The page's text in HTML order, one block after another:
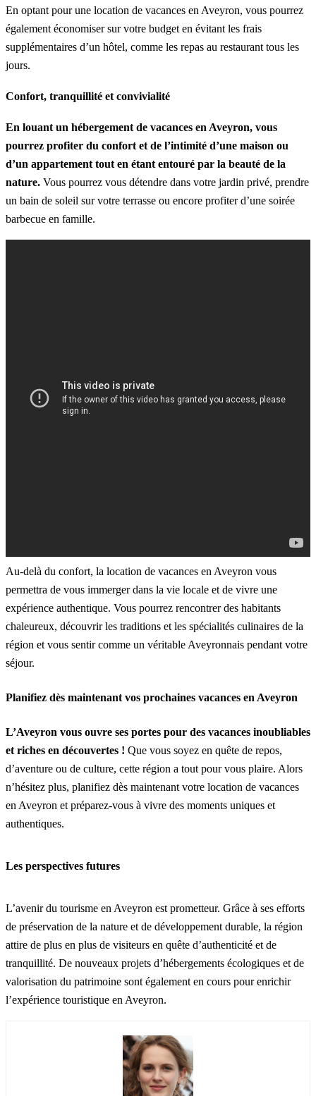
En optant pour une location de vacances en Aveyron, vous pourrez
également économiser sur votre budget en évitant les frais
supplémentaires d’un hôtel, comme les repas au restaurant tous les
jours.
Confort, tranquillité et convivialité
En louant un hébergement de vacances en Aveyron, vous
pourrez profiter du confort et de l’intimité d’une maison ou
d’un appartement tout en étant entouré par la beauté de la
nature. Vous pourrez vous détendre dans votre jardin privé, prendre
un bain de soleil sur votre terrasse ou encore profiter d’une soirée
barbecue en famille.
Au-delà du confort, la location de vacances en Aveyron vous
permettra de vous immerger dans la vie locale et de vivre une
expérience authentique. Vous pourrez rencontrer des habitants
chaleureux, découvrir les traditions et les spécialités culinaires de la
région et vous sentir comme un véritable Aveyronnais pendant votre
séjour.
Planifiez dès maintenant vos prochaines vacances en Aveyron
L’Aveyron vous ouvre ses portes pour des vacances inoubliables
et riches en découvertes ! Que vous soyez en quête de repos,
d’aventure ou de culture, cette région a tout pour vous plaire. Alors
n’hésitez plus, planifiez dès maintenant votre location de vacances
en Aveyron et préparez-vous à vivre des moments uniques et
authentiques.
Les perspectives futures
L’avenir du tourisme en Aveyron est prometteur. Grâce à ses efforts
de préservation de la nature et de développement durable, la région
attire de plus en plus de visiteurs en quête d’authenticité et de
tranquillité. De nouveaux projets d’hébergements écologiques et de
valorisation du patrimoine sont également en cours pour enrichir
l’expérience touristique en Aveyron.